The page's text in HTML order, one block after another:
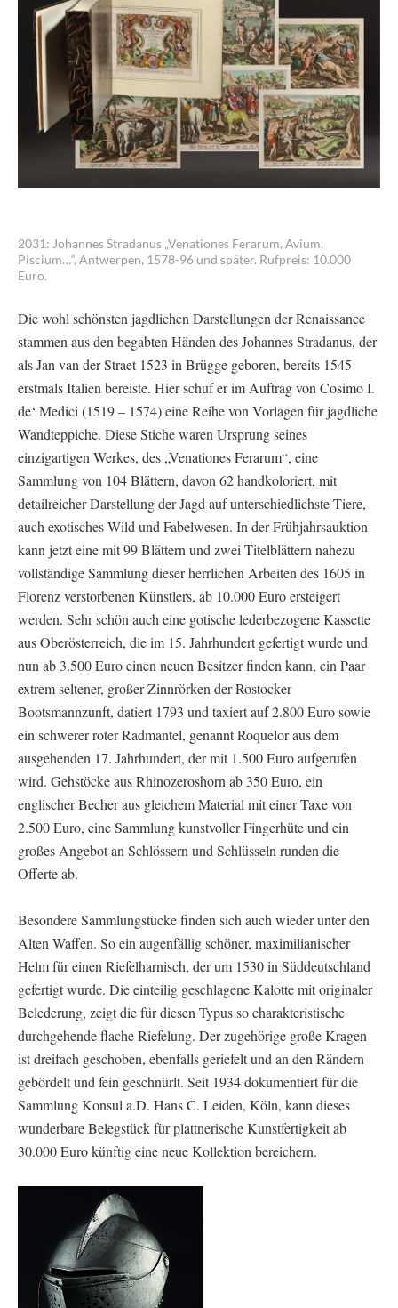
2031: Johannes Stradanus „Venationes Ferarum, Avium,
Piscium…“, Antwerpen, 1578-96 und später. Rufpreis: 10.000
Euro.
Die wohl schönsten jagdlichen Darstellungen der Renaissance
stammen aus den begabten Händen des Johannes Stradanus, der
als Jan van der Straet 1523 in Brügge geboren, bereits 1545
erstmals Italien bereiste. Hier schuf er im Auftrag von Cosimo I.
de‘ Medici (1519 – 1574) eine Reihe von Vorlagen für jagdliche
Wandteppiche. Diese Stiche waren Ursprung seines
einzigartigen Werkes, des „Venationes Ferarum“, eine
Sammlung von 104 Blättern, davon 62 handkoloriert, mit
detailreicher Darstellung der Jagd auf unterschiedlichste Tiere,
auch exotisches Wild und Fabelwesen. In der Frühjahrsauktion
kann jetzt eine mit 99 Blättern und zwei Titelblättern nahezu
vollständige Sammlung dieser herrlichen Arbeiten des 1605 in
Florenz verstorbenen Künstlers, ab 10.000 Euro ersteigert
werden. Sehr schön auch eine gotische lederbezogene Kassette
aus Oberösterreich, die im 15. Jahrhundert gefertigt wurde und
nun ab 3.500 Euro einen neuen Besitzer finden kann, ein Paar
extrem seltener, großer Zinnrörken der Rostocker
Bootsmannzunft, datiert 1793 und taxiert auf 2.800 Euro sowie
ein schwerer roter Radmantel, genannt Roquelor aus dem
ausgehenden 17. Jahrhundert, der mit 1.500 Euro aufgerufen
wird. Gehstöcke aus Rhinozeroshorn ab 350 Euro, ein
englischer Becher aus gleichem Material mit einer Taxe von
2.500 Euro, eine Sammlung kunstvoller Fingerhüte und ein
großes Angebot an Schlössern und Schlüsseln runden die
Offerte ab.
Besondere Sammlungstücke finden sich auch wieder unter den
Alten Waffen. So ein augenfällig schöner, maximilianischer
Helm für einen Riefelharnisch, der um 1530 in Süddeutschland
gefertigt wurde. Die einteilig geschlagene Kalotte mit originaler
Belederung, zeigt die für diesen Typus so charakteristische
durchgehende flache Riefelung. Der zugehörige große Kragen
ist dreifach geschoben, ebenfalls geriefelt und an den Rändern
gebördelt und fein geschnürlt. Seit 1934 dokumentiert für die
Sammlung Konsul a.D. Hans C. Leiden, Köln, kann dieses
wunderbare Belegstück für plattnerische Kunstfertigkeit ab
30.000 Euro künftig eine neue Kollektion bereichern.